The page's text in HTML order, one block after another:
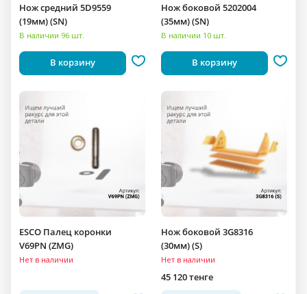
Нож средний 5D9559
(19мм) (SN)
В наличии 96 шт.
В корзину
Нож боковой 5202004
(35мм) (SN)
В наличии 10 шт.
В корзину
ESCO Палец коронки
V69PN (ZMG)
Нет в наличии
Нож боковой 3G8316
(30мм) (S)
Нет в наличии
45 120 тенге